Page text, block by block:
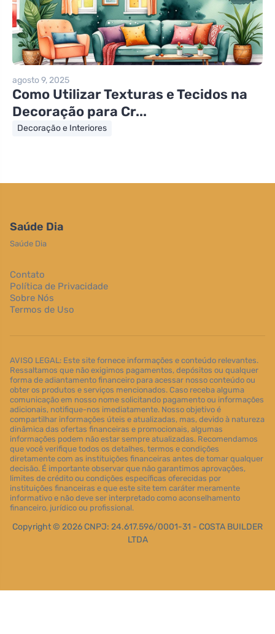
agosto 9, 2025
Como Utilizar Texturas e Tecidos na
Decoração para Cr...
Decoração e Interiores
Saúde Dia
Saúde Dia
Contato
Política de Privacidade
Sobre Nós
Termos de Uso
AVISO LEGAL: Este site fornece informações e conteúdo relevantes.
Ressaltamos que não exigimos pagamentos, depósitos ou qualquer
forma de adiantamento financeiro para acessar nosso conteúdo ou
obter os produtos e serviços mencionados. Caso receba alguma
comunicação em nosso nome solicitando pagamento ou informações
adicionais, notifique-nos imediatamente. Nosso objetivo é
compartilhar informações úteis e atualizadas, mas, devido à natureza
dinâmica das ofertas financeiras e promocionais, algumas
informações podem não estar sempre atualizadas. Recomendamos
que você verifique todos os detalhes, termos e condições
diretamente com as instituições financeiras antes de tomar qualquer
decisão. É importante observar que não garantimos aprovações,
limites de crédito ou condições específicas oferecidas por
instituições financeiras e que este site tem caráter meramente
informativo e não deve ser interpretado como aconselhamento
financeiro, jurídico ou profissional.
Copyright © 2026 CNPJ: 24.617.596/0001-31 - COSTA BUILDER
LTDA